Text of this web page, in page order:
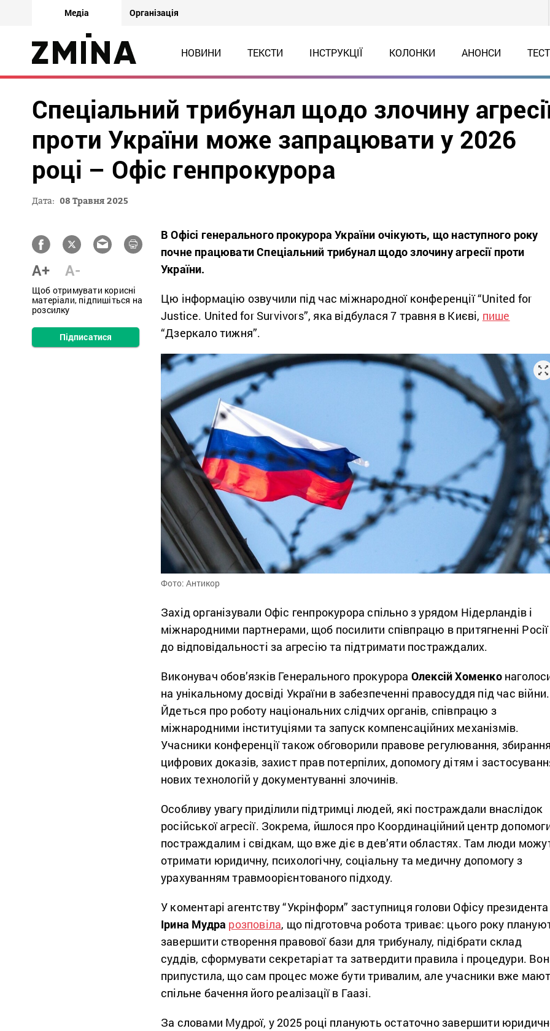
Медіа Організація
НОВИНИ ТЕКСТИ ІНСТРУКЦІЇ КОЛОНКИ АНОНСИ
Спеціальний трибунал щодо злочину
проти України може запрацювати у 2026
році – Офіс генпрокурора
Дата: 08 Травня 2025
A+ A-
Щоб отримувати корисні
матеріали, підпишіться на
розсилку
Підписатися
В Офісі генерального прокурора України очікують, що наступного року
почне працювати Спеціальний трибунал щодо злочину агресії проти
України.
Цю інформацію озвучили під час міжнародної конференції “United for
Justice. United for Survivors”, яка відбулася 7 травня в Києві, пише
“Дзеркало тижня”.
Фото: Антикор
Захід організували Офіс генпрокурора спільно з урядом Нідерландів і
міжнародними партнерами, щоб посилити співпрацю в притягненні Росії
до відповідальності за агресію та підтримати постраждалих.
Виконувач обов’язків Генерального прокурора Олексій Хоменко
на унікальному досвіді України в забезпеченні правосуддя під час війни.
Йдеться про роботу національних слідчих органів, співпрацю з
міжнародними інституціями та запуск компенсаційних механізмів.
Учасники конференції також обговорили правове регулювання, збирання
цифрових доказів, захист прав потерпілих, допомогу дітям і
нових технологій у документуванні злочинів.
Особливу увагу приділили підтримці людей, які постраждали внаслідок
російської агресії. Зокрема, йшлося про Координаційний центр
постраждалим і свідкам, що вже діє в дев’яти областях. Там люди
отримати юридичну, психологічну, соціальну та медичну допомогу з
урахуванням травмоорієнтованого підходу.
У коментарі агентству “Укрінформ” заступниця голови Офісу президента
Ірина Мудра розповіла, що підготовча робота триває: цього року
завершити створення правової бази для трибуналу, підібрати склад
суддів, сформувати секретаріат та затвердити правила і процедури.
припустила, що сам процес може бути тривалим, але учасники вже
спільне бачення його реалізації в Гаазі.
За словами Мудрої, у 2025 році планують остаточно завершити